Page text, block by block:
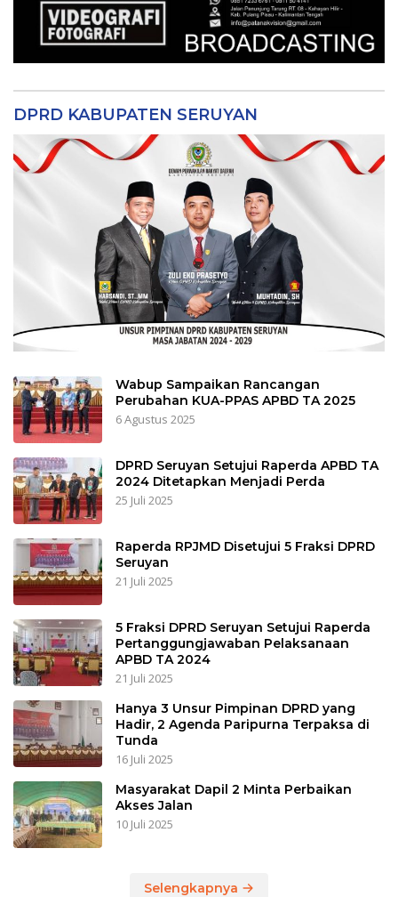
DPRD KABUPATEN SERUYAN
Wabup Sampaikan Rancangan
Perubahan KUA-PPAS APBD TA 2025
6 Agustus 2025
DPRD Seruyan Setujui Raperda APBD TA
2024 Ditetapkan Menjadi Perda
25 Juli 2025
Raperda RPJMD Disetujui 5 Fraksi DPRD
Seruyan
21 Juli 2025
5 Fraksi DPRD Seruyan Setujui Raperda
Pertanggungjawaban Pelaksanaan
APBD TA 2024
21 Juli 2025
Hanya 3 Unsur Pimpinan DPRD yang
Hadir, 2 Agenda Paripurna Terpaksa di
Tunda
16 Juli 2025
Masyarakat Dapil 2 Minta Perbaikan
Akses Jalan
10 Juli 2025
Selengkapnya